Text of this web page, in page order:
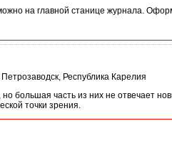
на главной станице журнала.
Республика Карелия
большая часть из них не отвечает
точки зрения.